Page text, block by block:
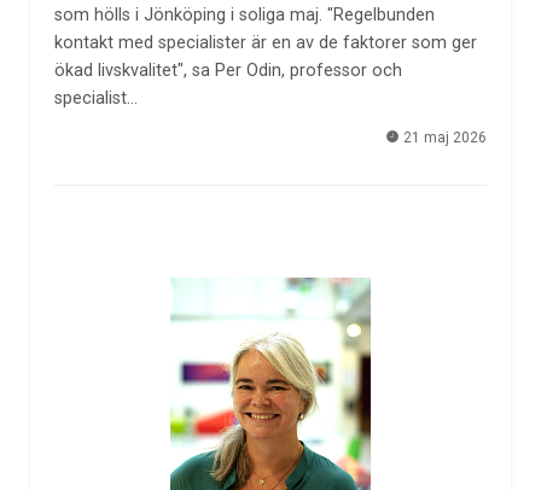
som hölls i Jönköping i soliga maj. "Regelbunden
kontakt med specialister är en av de faktorer som ger
ökad livskvalitet", sa Per Odin, professor och
specialist…
21 maj 2026